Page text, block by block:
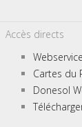
Accès directs
Cartes du
Donesol